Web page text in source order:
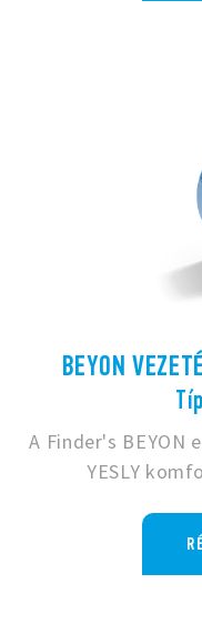
BEYON
A Finder's BEYON
YESLY